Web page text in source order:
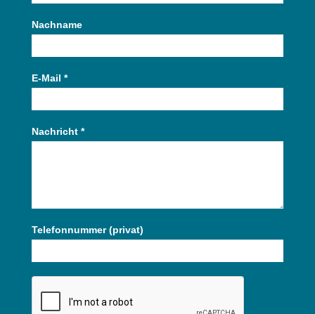
Nachname
E-Mail *
Nachricht *
Telefonnummer (privat)